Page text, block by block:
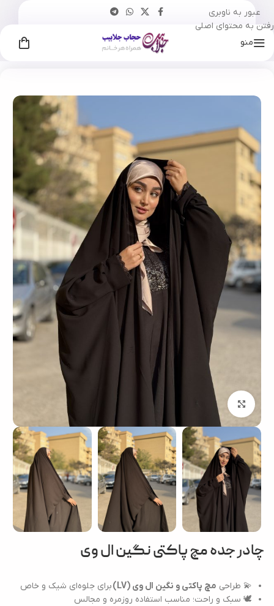
عبور به ناوبری
رفتن به محتوای اصلی
منو
بزرگنمایی تصویر
چادر جده مچ پاکتی نگین ال وی
💫 طراحی مچ پاکتی و نگین ال وی (LV)
برای جلوه‌ای شیک و خاص
🕊️ سبک و راحت؛ مناسب استفاده روزمره و مجالس